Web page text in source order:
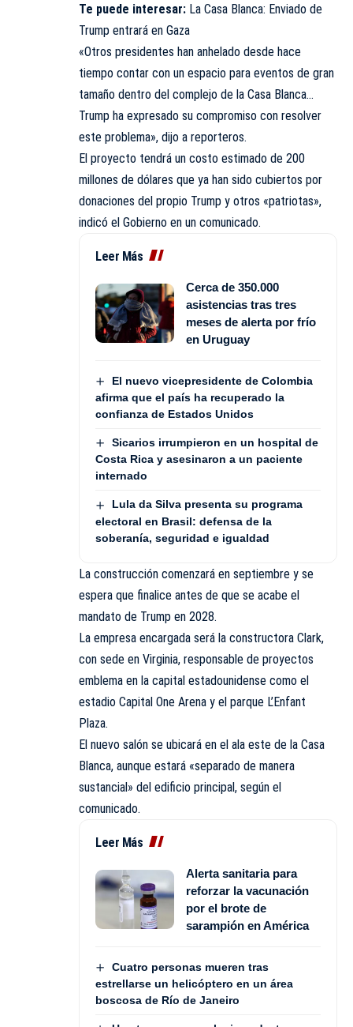
Te puede interesar: La Casa Blanca: Enviado de
Trump entrará en Gaza
«Otros presidentes han anhelado desde hace
tiempo contar con un espacio para eventos de gran
tamaño dentro del complejo de la Casa Blanca…
Trump ha expresado su compromiso con resolver
este problema», dijo a reporteros.
El proyecto tendrá un costo estimado de 200
millones de dólares que ya han sido cubiertos por
donaciones del propio Trump y otros «patriotas»,
indicó el Gobierno en un comunicado.
Leer Más
Cerca de 350.000
asistencias tras tres
meses de alerta por frío
en Uruguay
El nuevo vicepresidente de Colombia
afirma que el país ha recuperado la
confianza de Estados Unidos
Sicarios irrumpieron en un hospital de
Costa Rica y asesinaron a un paciente
internado
Lula da Silva presenta su programa
electoral en Brasil: defensa de la
soberanía, seguridad e igualdad
La construcción comenzará en septiembre y se
espera que finalice antes de que se acabe el
mandato de Trump en 2028.
La empresa encargada será la constructora Clark,
con sede en Virginia, responsable de proyectos
emblema en la capital estadounidense como el
estadio Capital One Arena y el parque L’Enfant
Plaza.
El nuevo salón se ubicará en el ala este de la Casa
Blanca, aunque estará «separado de manera
sustancial» del edificio principal, según el
comunicado.
Leer Más
Alerta sanitaria para
reforzar la vacunación
por el brote de
sarampión en América
Cuatro personas mueren tras
estrellarse un helicóptero en un área
boscosa de Río de Janeiro